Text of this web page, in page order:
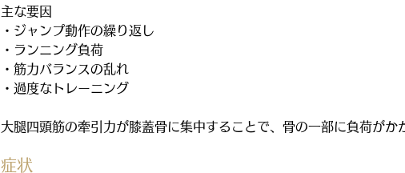
主な要因
・ジャンプ動作の繰り返し
・ランニング負荷
・筋力バランスの乱れ
・過度なトレーニング
大腿四頭筋の牽引力が膝蓋骨に集中することで、骨の一部に負荷がか
症状